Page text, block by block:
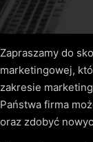
Zapraszamy do
marketingowej,
zakresie
Państwa firma
oraz zdobyć